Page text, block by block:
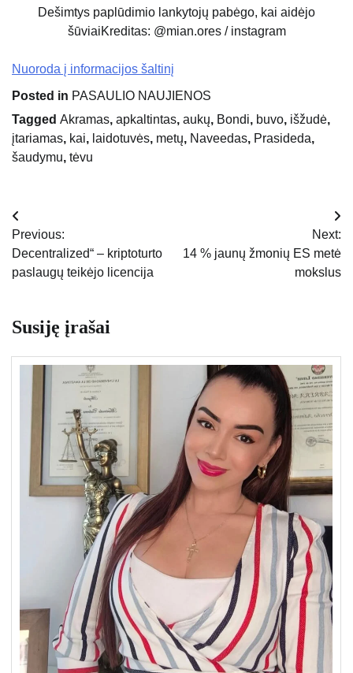
Dešimtys paplūdimio lankytojų pabėgo, kai aidėjo
šūviaiKreditas: @mian.ores / instagram
Nuoroda į informacijos šaltinį
Posted in PASAULIO NAUJIENOS
Tagged Akramas, apkaltintas, aukų, Bondi, buvo, išžudė,
įtariamas, kai, laidotuvės, metų, Naveedas, Prasideda,
šaudymu, tėvu
Navigacija
tarp
įrašų
Previous:
Decentralized“ – kriptoturto
paslaugų teikėjo licencija
Next:
14 % jaunų žmonių ES metė
mokslus
Susiję įrašai